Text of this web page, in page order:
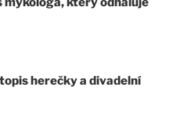
herečky a divadelní